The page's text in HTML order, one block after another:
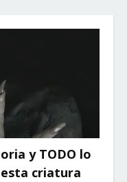
y TODO lo
criatura